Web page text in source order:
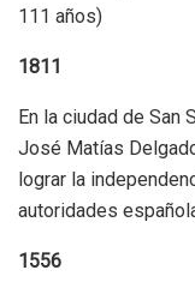
111 años)
1811
En la ciudad de San
José Matías
lograr la
autoridades
1556